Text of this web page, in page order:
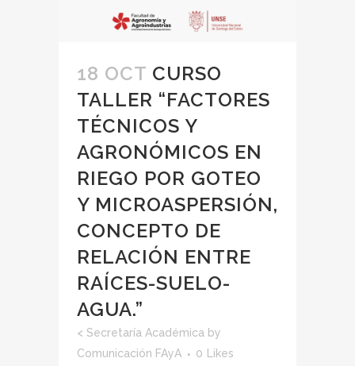
18 OCT CURSO
TALLER “FACTORES
TÉCNICOS Y
AGRONÓMICOS EN
RIEGO POR GOTEO
Y MICROASPERSIÓN,
CONCEPTO DE
RELACIÓN ENTRE
RAÍCES-SUELO-
AGUA.”
< Secretaría Académica by
Comunicación FAyA
0 Likes